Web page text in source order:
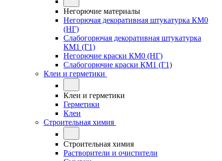
Негорючие материалы
Негорючая декоративная штукатурка КМ0
(НГ)
Слабогорючая декоративная штукатурка
КМ1 (Г1)
Негорючие краски КМ0 (НГ)
Слабогорючие краски КМ1 (Г1)
Клеи и герметики
Клеи и герметики
Герметики
Клеи
Строительная химия
Строительная химия
Растворители и очистители